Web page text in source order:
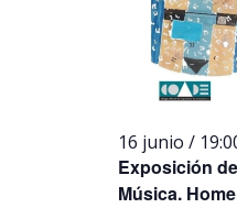
Exposición
Música.
16 junio /